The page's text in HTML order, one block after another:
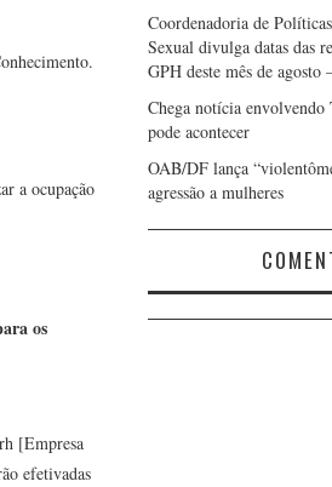
a ocupação
os
[Empresa
efetivadas
Coordenadoria de
Sexual divulga datas das
GPH deste mês de
Chega notícia envolvendo
pode acontecer
OAB/DF lança
agressão a mulheres